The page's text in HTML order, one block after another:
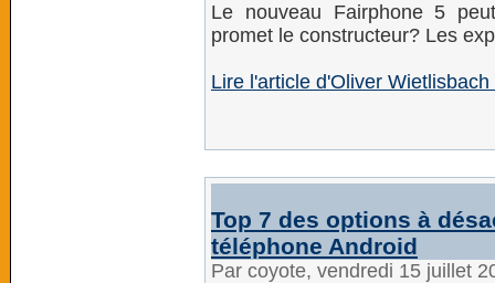
Le nouveau Fairphone 5
promet le constructeur? Les
Lire l'article d'Oliver
Top 7 des options à
téléphone Android
Par coyote, vendredi 15 juillet